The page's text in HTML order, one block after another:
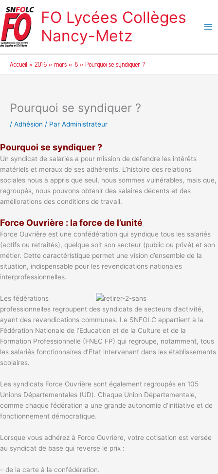
au
contenu
FO Lycées Collèges
Nancy-Metz
Accueil 2016 mars 8 Pourquoi se syndiquer ?
Pourquoi se syndiquer ?
/ Adhésion / Par Administrateur
Pourquoi se syndiquer ?
Un syndicat de salariés a pour mission de défendre les intérêts
matériels et moraux de ses adhérents. L’histoire des relations
sociales nous a appris que seul, nous sommes vulnérables, mais que,
regroupés, nous pouvons obtenir des salaires décents et des
améliorations des conditions de travail.
Force Ouvrière : la force de l’unité
Force Ouvrière est une confédération qui syndique tous les salariés
(actifs ou retraités), quelque soit son secteur (public ou privé) et son
métier. Cette caractéristique permet une vision d’ensemble de la
situation, indispensable pour les revendications nationales
interprofessionnelles.
Les fédérations
professionnelles regroupent des syndicats de secteurs d’activité,
ayant des revendications communes. Le SNFOLC appartient à la
Fédération Nationale de l’Education et de la Culture et de la
Formation Professionnelle (FNEC FP) qui regroupe, notamment, tous
les salariés fonctionnaires d’Etat intervenant dans les établissements
scolaires.
Les syndicats Force Ouvrière sont également regroupés en 105
Unions Départementales (UD). Chaque Union Départementale,
comme chaque fédération a une grande autonomie d’initiative et de
fonctionnement démocratique.
Lorsque vous adhérez à Force Ouvrière, votre cotisation est versée
au syndicat de base qui reverse le prix :
– de la carte à la confédération.